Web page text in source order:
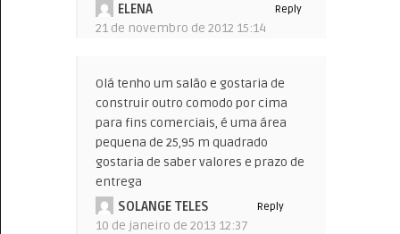
ELENA
21 de novembro de 2012 15:14
Reply
Olá tenho um salão e gostaria de
construir outro comodo por cima
para fins comerciais, é uma área
pequena de 25,95 m quadrado
gostaria de saber valores e prazo de
entrega
SOLANGE TELES
10 de janeiro de 2013 12:37
Reply